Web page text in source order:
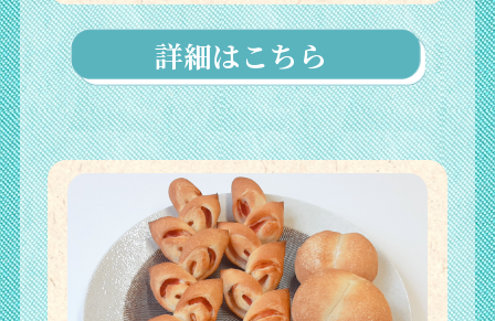
詳細はこちら